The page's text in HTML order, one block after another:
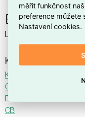
EVELUX
LED svítidlo pro
Ke stažení
Katalogový list
CE
ENEC
CB
měřit funkčnost
preference můžete
Nastavení cookies.